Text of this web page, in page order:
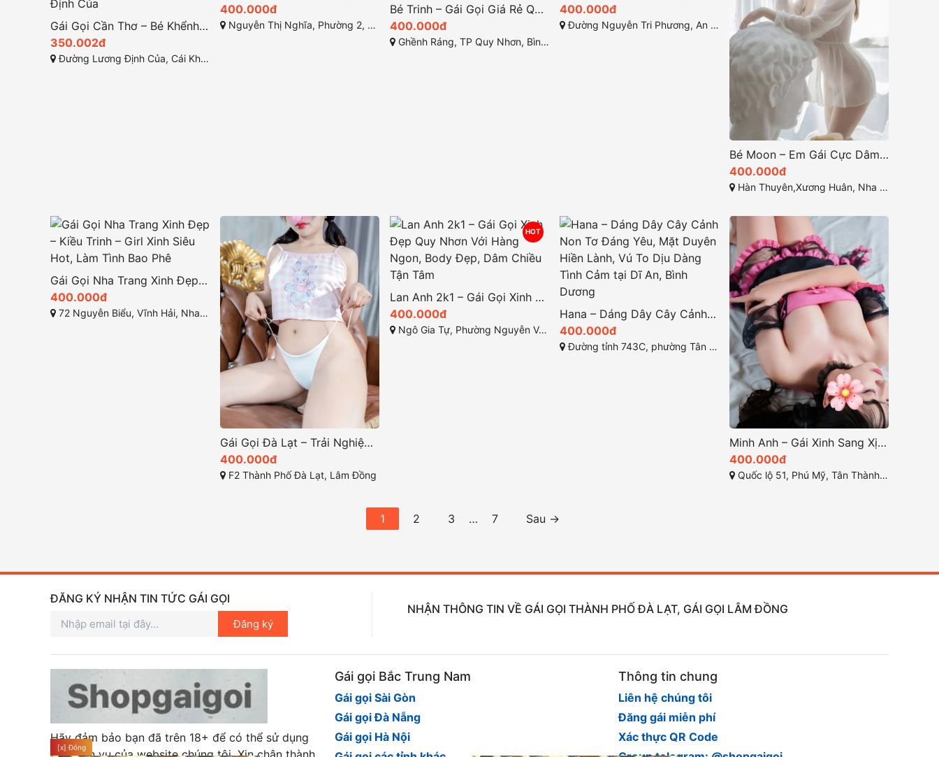
Gái Gọi Cần Thơ – Bé Khểnh Với Dáng Đẹp Body Chuẩn Dịch Vụ Hoàn Hảo Tại Ninh Kiều, Cái Khế, Lương Định Của
350.002đ
Đường Lương Định Của, Cái Khế, Ninh Kiều, Cần Thơ
400.000đ
Nguyễn Thị Nghĩa, Phường 2, TP Đà Lạt, Lâm Đồng
Bé Trinh – Gái Gọi Giá Rẻ Quy Nhơn Hàng Ngon, Vú To Tự Nhiên Vô Cùng Chiều Khách
400.000đ
Ghềnh Ráng, TP Quy Nhơn, Bình Định
400.000đ
Đường Nguyễn Tri Phương, An Bình, Dĩ An, Bình Dương
Bé Moon – Em Gái Cực Dâm, Vú Đẹp Chiều Khách Ngoan Ngoãn
400.000đ
Hàn Thuyên,Xương Huân, Nha Trang, Khánh Hòa
Gái Gọi Nha Trang Xinh Đẹp – Kiều Trinh – Girl Xinh Siêu Hot, Làm Tình Bao Phê
400.000đ
72 Nguyễn Biểu, Vĩnh Hải, Nha Trang
Gái Gọi Đà Lạt – Trải Nghiệm Đẳng Cấp Với Nhật Ánh – Nhu Mì Ngọt Ngào, Nữ Thần Dâm Siêu Phê
400.000đ
F2 Thành Phố Đà Lạt, Lâm Đồng
HOT
Lan Anh 2k1 – Gái Gọi Xinh Đẹp Quy Nhơn Với Hàng Ngon, Body Đẹp, Dâm Chiều Tận Tâm
400.000đ
Ngô Gia Tự, Phường Nguyễn Văn Cừ, Thành phố Quy Nhơn, Tỉnh Bình Định
Hana – Dáng Dây Cây Cảnh Non Tơ Đáng Yêu, Mặt Duyên Hiền Lành, Vú To Dịu Dàng Tình Cảm tại Dĩ An, Bình Dương
400.000đ
Đường tỉnh 743C, phường Tân Đông Hiệp, Dĩ An, Bình Dương
Minh Anh – Gái Xinh Sang Xịn Mịn Làm Tình Cực Cuốn TẠI Bà Rịa – Vũng Tàu
400.000đ
Quốc lộ 51, Phú Mỹ, Tân Thành, Bà Rịa - Vũng Tàu
1 2 3 … 7 Sau →
ĐĂNG KÝ NHẬN TIN TỨC GÁI GỌI
Đăng ký
NHẬN THÔNG TIN VỀ GÁI GỌI THÀNH PHỐ ĐÀ LẠT, GÁI GỌI LÂM ĐỒNG
Hãy đảm bảo bạn đã trên 18+ để có thể sử dụng
Gái gọi Bắc Trung Nam
Gái gọi Sài Gòn
Gái gọi Đà Nẵng
Gái gọi Hà Nội
Thông tin chung
Liên hệ chúng tôi
Đăng gái miễn phí
Xác thực QR Code
[x] Đóng